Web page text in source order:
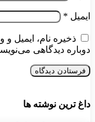
ایمیل *
ذخیره نام، ایمیل
دوباره دیدگاهی
داغ ترین نوشته ها